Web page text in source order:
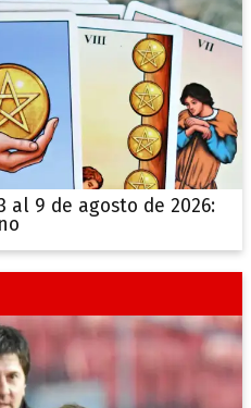
al 9 de agosto de 2026: